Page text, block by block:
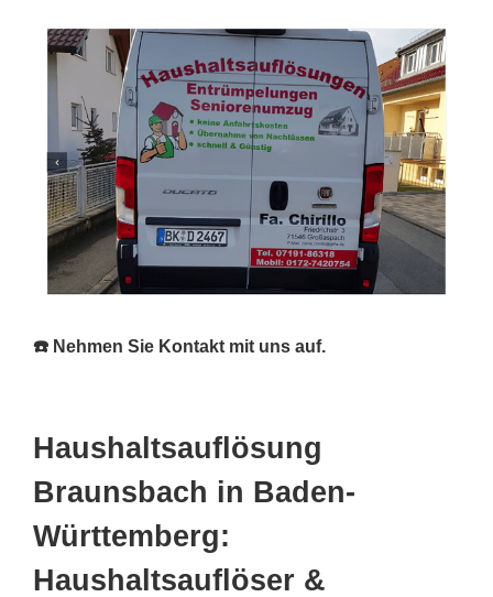
☎️ Nehmen Sie Kontakt mit uns auf.
Haushaltsauflösung
Braunsbach in Baden-
Württemberg:
Haushaltsauflöser &